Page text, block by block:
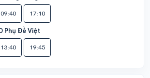
09:40
17:10
Phụ Đề Việt
13:40
19:45